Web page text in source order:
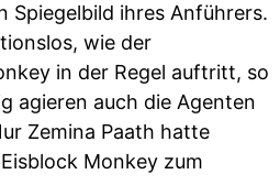
Spiegelbild ihres Anführers.
wie der
in der Regel auftritt, so
agieren auch die Agenten
Zemina Paath hatte
Monkey zum